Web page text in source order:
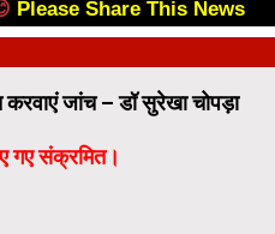
Please Share This News
जांच – डॉ सुरेखा चोपड़ा
गए संक्रमित।